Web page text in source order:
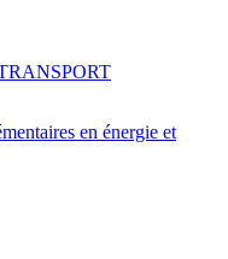
en énergie et